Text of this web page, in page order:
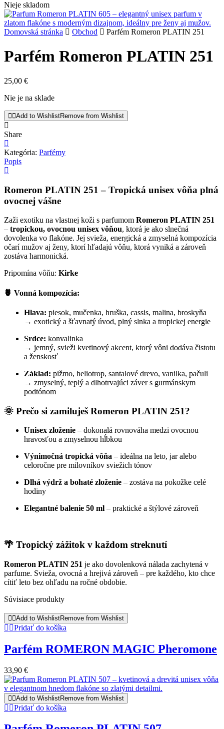
Nieje skladom
Domovská stránka Obchod Parfém Romeron PLATIN 251
Parfém Romeron PLATIN 251
25,00 €
Nie je na sklade
Add to WishlistRemove from Wishlist
Share
Kategória: Parfémy
Popis
Romeron PLATIN 251 – Tropická unisex vôňa plná
ovocnej vášne
Zaži exotiku na vlastnej koži s parfumom Romeron PLATIN 251
– tropickou, ovocnou unisex vôňou, ktorá je ako slnečná
dovolenka vo flakóne. Jej svieža, energická a zmyselná kompozícia
očarí mužov aj ženy, ktorí hľadajú vôňu, ktorá vyniká a zároveň
zostáva harmonická.
Pripomína vôňu: Kirke
🍍 Vonná kompozícia:
Hlava: piesok, mučenka, hruška, cassis, malina, broskyňa
→ exotický a šťavnatý úvod, plný slnka a tropickej energie
Srdce: konvalinka
→ jemný, svieži kvetinový akcent, ktorý vôni dodáva čistotu
a ženskosť
Základ: pižmo, heliotrop, santalové drevo, vanilka, pačuli
→ zmyselný, teplý a dlhotrvajúci záver s gurmánskym
podtónom
🌞 Prečo si zamiluješ Romeron PLATIN 251?
Unisex zloženie – dokonalá rovnováha medzi ovocnou
hravosťou a zmyselnou hĺbkou
Výnimočná tropická vôňa – ideálna na leto, jar alebo
celoročne pre milovníkov sviežich tónov
Dlhá výdrž a bohaté zloženie – zostáva na pokožke celé
hodiny
Elegantné balenie 50 ml – praktické a štýlové zároveň
🌴 Tropický zážitok v každom streknutí
Romeron PLATIN 251 je ako dovolenková nálada zachytená v
parfume. Svieža, ovocná a hrejivá zároveň – pre každého, kto chce
cítiť leto bez ohľadu na ročné obdobie.
Súvisiace produkty
Add to WishlistRemove from Wishlist
Pridať do košíka
Parfém ROMERON MAGIC Pheromone
33,90 €
Add to WishlistRemove from Wishlist
Pridať do košíka